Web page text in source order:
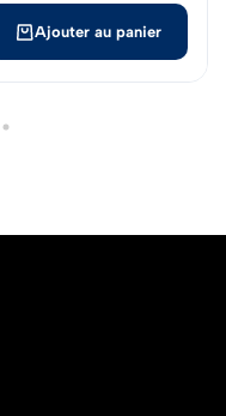
Ajouter au panier